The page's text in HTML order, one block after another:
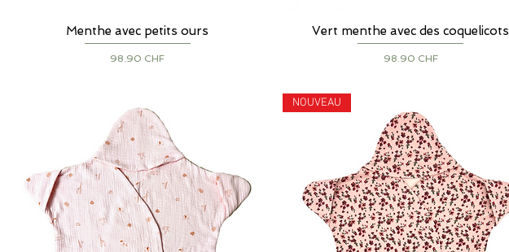
Aperçu rapide
Menthe avec petits ours
Prix
98.90 CHF
Aperçu rapide
Vert menthe avec des coquelicots
Prix
98.90 CHF
NOUVEAU